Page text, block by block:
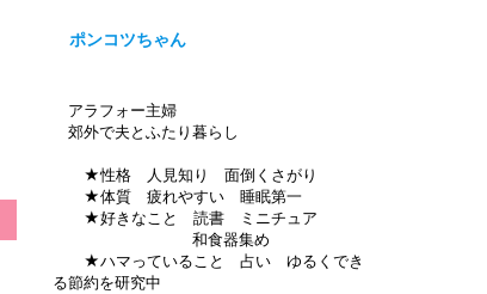
ポンコツちゃん
アラフォー主婦
郊外で夫とふたり暮らし
★性格 人見知り 面倒くさがり
★体質 疲れやすい 睡眠第一
★好きなこと 読書 ミニチュア
和食器集め
★ハマっていること 占い ゆるくでき
る節約を研究中